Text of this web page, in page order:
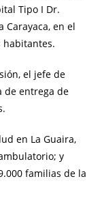
Tipo I Dr.
Carayaca, en el
habitantes.
el jefe de
de entrega de
en La Guaira,
y
familias de la